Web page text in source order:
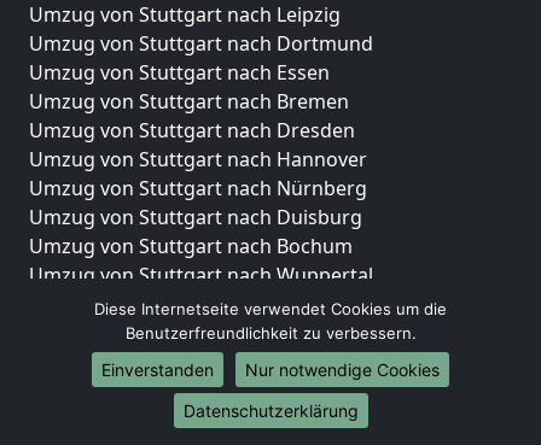
Umzug von Stuttgart nach Leipzig
Umzug von Stuttgart nach Dortmund
Umzug von Stuttgart nach Essen
Umzug von Stuttgart nach Bremen
Umzug von Stuttgart nach Dresden
Umzug von Stuttgart nach Hannover
Umzug von Stuttgart nach Nürnberg
Umzug von Stuttgart nach Duisburg
Umzug von Stuttgart nach Bochum
Umzug von Stuttgart nach Wuppertal
Umzug von Stuttgart nach Bielefeld
Umzug von Stuttgart nach Bonn
Umzug von Stuttgart nach Münster
Internationale-Umzüge
Diese Internetseite verwendet Cookies um die
Benutzerfreundlichkeit zu verbessern.
Einverstanden
Nur notwendige Cookies
Datenschutzerklärung